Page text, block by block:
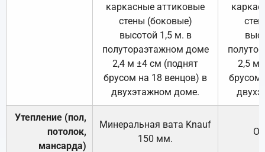
каркасные аттиковые
стены (боковые)
высотой 1,5 м. в
полутораэтажном доме
2,4 м ±4 см (поднят
брусом на 18 венцов) в
двухэтажном доме.
2,5 м
брусом
Утепление (пол,
потолок,
мансарда)
Минеральная вата Knauf
150 мм.